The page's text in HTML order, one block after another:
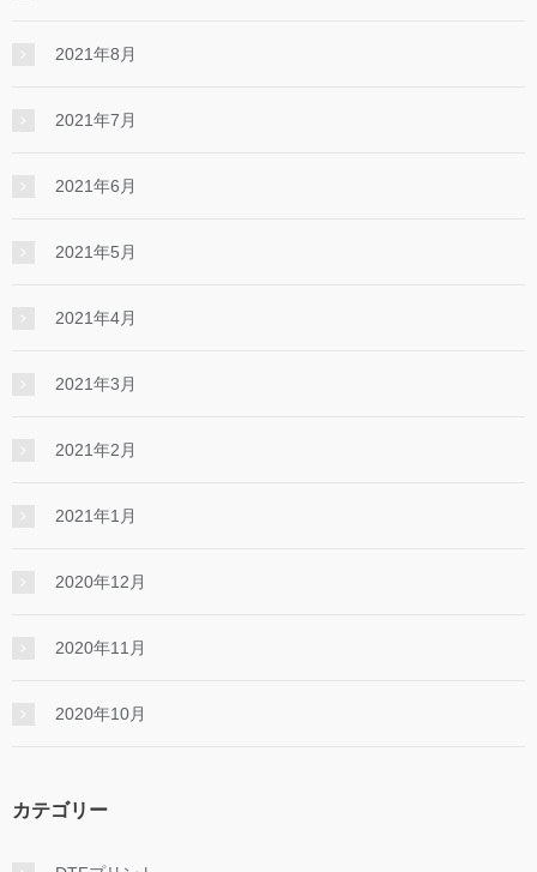
2021年8月
2021年7月
2021年6月
2021年5月
2021年4月
2021年3月
2021年2月
2021年1月
2020年12月
2020年11月
2020年10月
カテゴリー